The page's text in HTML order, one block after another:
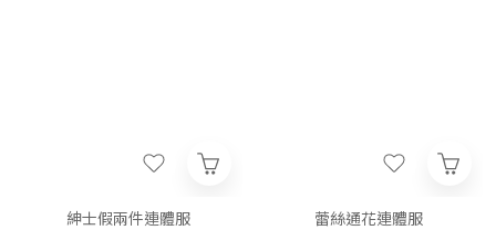
紳士假兩件連體服
蕾絲通花連體服